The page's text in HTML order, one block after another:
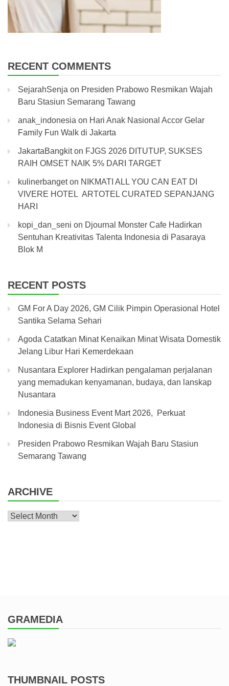
RECENT COMMENTS
SejarahSenja on Presiden Prabowo Resmikan Wajah
Baru Stasiun Semarang Tawang
anak_indonesia on Hari Anak Nasional Accor Gelar
Family Fun Walk di Jakarta
JakartaBangkiton FJGS 2026 DITUTUP, SUKSES
RAIH OMSET NAIK 5% DARI TARGET
kulinerbangeton NIKMATI ALL YOU CAN EAT DI
VIVERE HOTEL ARTOTEL CURATED SEPANJANG
HARI
kopi_dan_seni on Djournal Monster Cafe Hadirkan
Sentuhan Kreativitas Talenta Indonesia di Pasaraya
Blok M
RECENT POSTS
GM For A Day 2026, GM Cilik Pimpin Operasional Hotel
Santika Selama Sehari
Agoda Catatkan Minat Kenaikan Minat Wisata Domestik
Jelang Libur Hari Kemerdekaan
Nusantara Explorer Hadirkan pengalaman perjalanan
yang memadukan kenyamanan, budaya, dan lanskap
Nusantara
Indonesia Business Event Mart 2026, Perkuat
Indonesia di Bisnis Event Global
Presiden Prabowo Resmikan Wajah Baru Stasiun
Semarang Tawang
ARCHIVE
Archive
GRAMEDIA
THUMBNAIL POSTS